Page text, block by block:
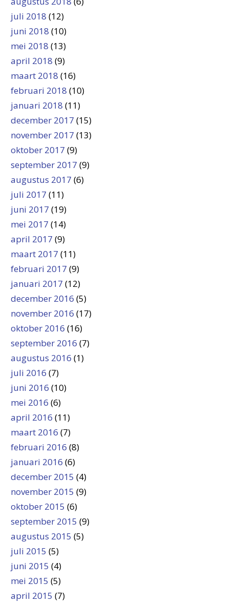
juli 2018 (12)
juni 2018 (10)
mei 2018 (13)
april 2018 (9)
maart 2018 (16)
februari 2018 (10)
januari 2018 (11)
december 2017 (15)
november 2017 (13)
oktober 2017 (9)
september 2017 (9)
augustus 2017 (6)
juli 2017 (11)
juni 2017 (19)
mei 2017 (14)
april 2017 (9)
maart 2017 (11)
februari 2017 (9)
januari 2017 (12)
december 2016 (5)
november 2016 (17)
oktober 2016 (16)
september 2016 (7)
augustus 2016 (1)
juli 2016 (7)
juni 2016 (10)
mei 2016 (6)
april 2016 (11)
maart 2016 (7)
februari 2016 (8)
januari 2016 (6)
december 2015 (4)
november 2015 (9)
oktober 2015 (6)
september 2015 (9)
augustus 2015 (5)
juli 2015 (5)
juni 2015 (4)
mei 2015 (5)
april 2015 (7)